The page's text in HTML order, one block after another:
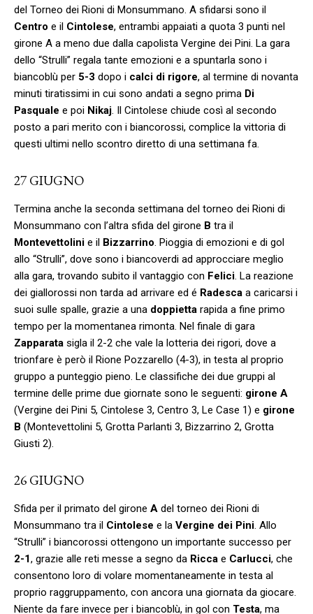
del Torneo dei Rioni di Monsummano. A sfidarsi sono il
Centro e il Cintolese, entrambi appaiati a quota 3 punti nel
girone A a meno due dalla capolista Vergine dei Pini. La gara
dello “Strulli” regala tante emozioni e a spuntarla sono i
biancoblù per 5-3 dopo i calci di rigore, al termine di novanta
minuti tiratissimi in cui sono andati a segno prima Di
Pasquale e poi Nikaj. Il Cintolese chiude così al secondo
posto a pari merito con i biancorossi, complice la vittoria di
questi ultimi nello scontro diretto di una settimana fa.
27 GIUGNO
Termina anche la seconda settimana del torneo dei Rioni di
Monsummano con l’altra sfida del girone B tra il
Montevettolini e il Bizzarrino. Pioggia di emozioni e di gol
allo “Strulli”, dove sono i biancoverdi ad approcciare meglio
alla gara, trovando subito il vantaggio con Felici. La reazione
dei giallorossi non tarda ad arrivare ed é Radesca a caricarsi i
suoi sulle spalle, grazie a una doppietta rapida a fine primo
tempo per la momentanea rimonta. Nel finale di gara
Zapparata sigla il 2-2 che vale la lotteria dei rigori, dove a
trionfare è però il Rione Pozzarello (4-3), in testa al proprio
gruppo a punteggio pieno. Le classifiche dei due gruppi al
termine delle prime due giornate sono le seguenti: girone A
(Vergine dei Pini 5, Cintolese 3, Centro 3, Le Case 1) e girone
B (Montevettolini 5, Grotta Parlanti 3, Bizzarrino 2, Grotta
Giusti 2).
26 GIUGNO
Sfida per il primato del girone A del torneo dei Rioni di
Monsummano tra il Cintolese e la Vergine dei Pini. Allo
“Strulli” i biancorossi ottengono un importante successo per
2-1, grazie alle reti messe a segno da Ricca e Carlucci, che
consentono loro di volare momentaneamente in testa al
proprio raggruppamento, con ancora una giornata da giocare.
Niente da fare invece per i biancoblù, in gol con Testa, ma